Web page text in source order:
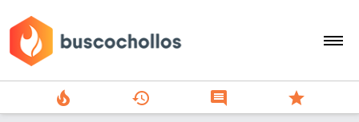
search
local_fire_department history comment star